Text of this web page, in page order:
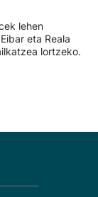
lehen
eta Reala
lortzeko.